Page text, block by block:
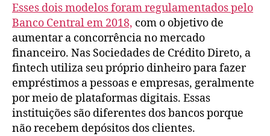
Esses dois modelos foram regulamentados pelo
Banco Central em 2018, com o objetivo de
aumentar a concorrência no mercado
financeiro. Nas Sociedades de Crédito Direto, a
fintech utiliza seu próprio dinheiro para fazer
empréstimos a pessoas e empresas, geralmente
por meio de plataformas digitais. Essas
instituições são diferentes dos bancos porque
não recebem depósitos dos clientes.